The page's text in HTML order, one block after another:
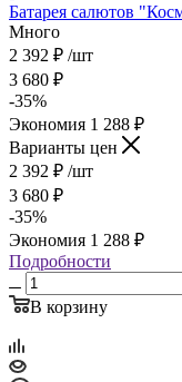
Батарея салютов
Много
2 392 ₽ /шт
3 680 ₽
-35%
Экономия 1 288 ₽
Варианты цен
2 392 ₽ /шт
3 680 ₽
-35%
Экономия 1 288 ₽
Подробности
В корзину